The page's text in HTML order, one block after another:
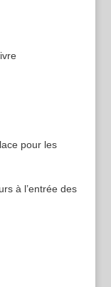
pour les
à l’entrée des